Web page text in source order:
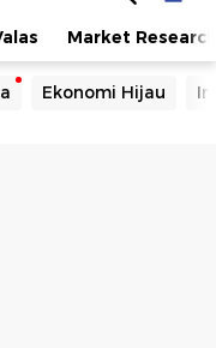
Market Research
Ekonomi Hijau